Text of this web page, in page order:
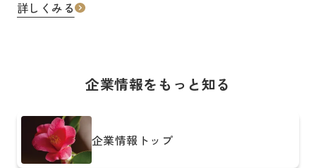
詳しくみる
企業情報をもっと知る
企業情報トップ